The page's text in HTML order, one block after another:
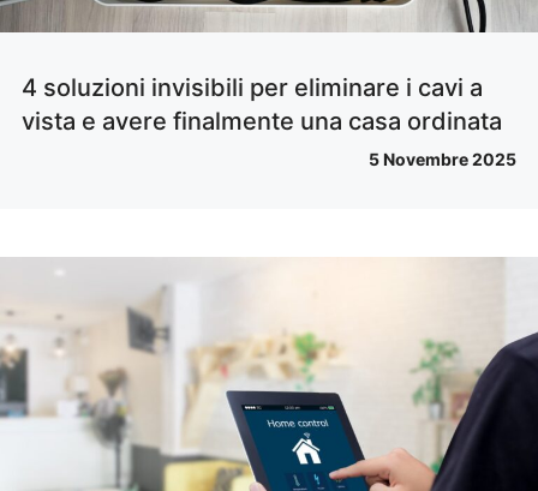
4 soluzioni invisibili per eliminare i cavi a
vista e avere finalmente una casa ordinata
5 Novembre 2025